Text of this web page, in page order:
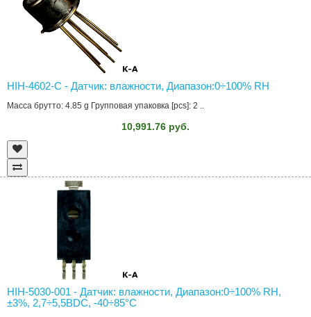
HIH-4602-C - Датчик: влажности, Диапазон:0÷100% RH
Масса брутто: 4.85 g Групповая упаковка [pcs]: 2 ..
10,991.76 руб.
HIH-5030-001 - Датчик: влажности, Диапазон:0÷100% RH,
±3%, 2,7÷5,5ВDC, -40÷85°C